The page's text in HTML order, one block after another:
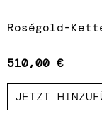
Roségold-
510,00 €
JETZT